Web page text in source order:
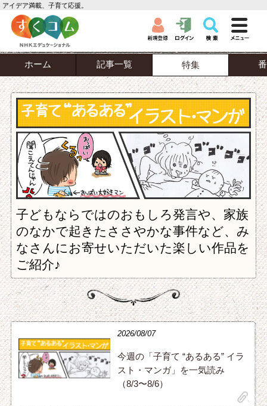
アイデア満載、子育て応援。
ホーム 記事一覧 特集
子どもならではのおもしろ発言や、家族
のなかで起きたささやかな事件など、み
なさんにお寄せいただいた楽しい作品を
ご紹介♪
2026/08/07
今週の「子育て “あるある” イラ
スト・マンガ」を一気読み
（8/3〜8/6）
clip